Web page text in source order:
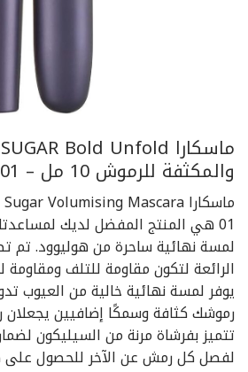
والمكثفة للرموش 10 مل – Black Diamond 01
01 هي المنتج المفضل لديك
لمسة نهائية ساحرة من هوليوود. تم
الرائعة لتكون مقاومة للتلف ومقاومة
رموشك كثافة وسمكًا إضافيين
تتميز بفرشاة مرنة من السيليكون
لفصل كل رمش عن الآخر للحصول على